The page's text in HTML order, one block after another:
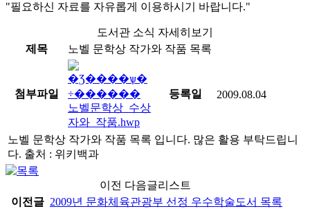
"필요하신 자료를 자유롭게 이용하시기 바랍니다."
도서관 소식 자세히보기
제목
노벨 문학상 작가와 작품 목록
첨부파일
노벨문학상_수상
자와_작품.hwp
등록일 2009.08.04
노벨 문학상 작가와 작품 목록 입니다. 많은 활용 부탁드립니
다. 출처 : 위키백과
이전 다음글리스트
이전글 2009년 문화체육관광부 선정 우수학술도서 목록